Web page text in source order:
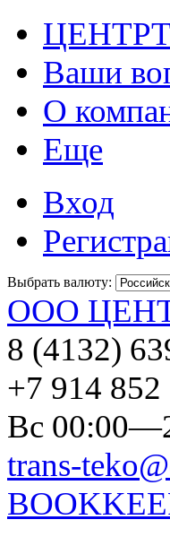
Ваши
О
Еще
Вход
Выбрать валюту:
ООО
8 (4132)
+7 914 852
Вс
trans-